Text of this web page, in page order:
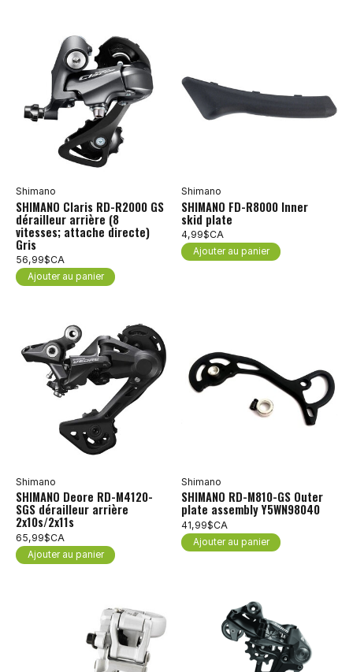
Shimano
SHIMANO Claris RD-R2000 GS
dérailleur arrière (8
vitesses; attache directe)
Gris
56,99$CA
Ajouter au panier
Shimano
SHIMANO FD-R8000 Inner
skid plate
4,99$CA
Ajouter au panier
Shimano
SHIMANO Deore RD-M4120-
SGS dérailleur arrière
2x10s/2x11s
65,99$CA
Ajouter au panier
Shimano
SHIMANO RD-M810-GS Outer
plate assembly Y5WN98040
41,99$CA
Ajouter au panier